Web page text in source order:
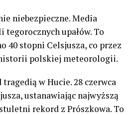
niebezpieczne. Media
upałów. To
40 stopni Celsjusza, co przez
polskiej meteorologii.
w Hucie. 28 czerwca
ustanawiając najwyższą
rekord z Prószkowa. To